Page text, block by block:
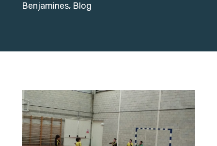
Benjamines, Blog